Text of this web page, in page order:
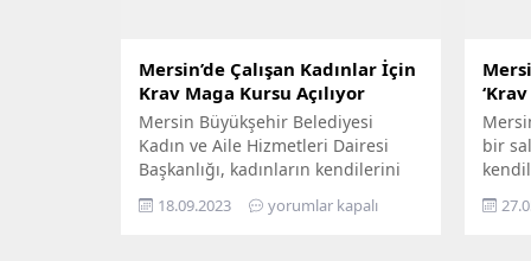
Mersin’de Çalışan Kadınlar İçin
Krav Maga Kursu Açılıyor
Mersin Büyükşehir Belediyesi
Kadın ve Aile Hizmetleri Dairesi
Başkanlığı, kadınların kendilerini
savunabilmeleri ve koruyabilmeleri
adına, bir süre önce açtığı Krav
18.09.2023 yorumlar kapalı
bir
Maga